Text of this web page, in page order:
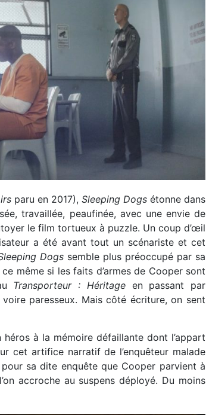
paru en 2017), Sleeping Dogs étonne dans
travaillée, peaufinée, avec une envie de
le film tortueux à puzzle. Un coup d’œil
a été avant tout un scénariste et cet
Dogs semble plus préoccupé par sa
même si les faits d’armes de Cooper sont
Transporteur : Héritageen passant par
paresseux. Mais côté écriture, on sent
à la mémoire défaillante dont l’appart
cet artifice narratif de l’enquêteur malade
sa dite enquête que Cooper parvient à
accroche au suspens déployé. Du moins